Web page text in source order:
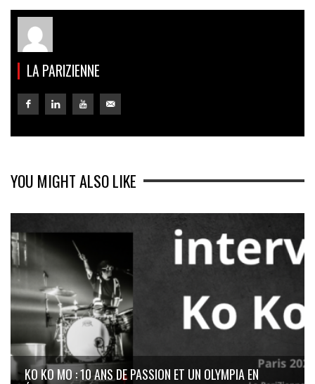
LA PARIZIENNE
YOU MIGHT ALSO LIKE
KO KO MO : 10 ANS DE PASSION ET UN OLYMPIA EN